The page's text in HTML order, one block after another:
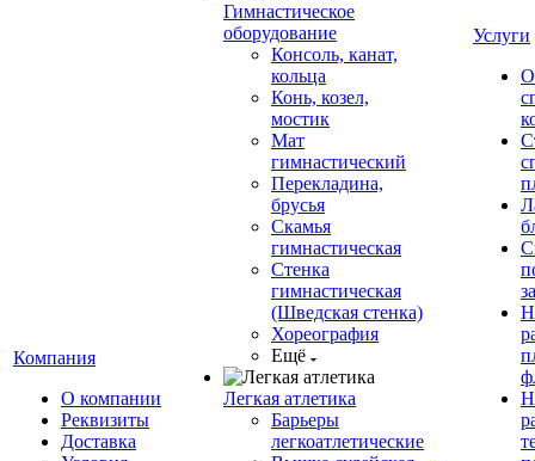
Компания
О компании
Реквизиты
Доставка
Гимнастическое
оборудование
Консоль, канат,
кольца
Конь, козел,
мостик
Мат
гимнастический
Перекладина,
брусья
Скамья
гимнастическая
Стенка
гимнастическая
(Шведская стенка)
Хореография
Ещё
Легкая атлетика
Барьеры
легкоатлетические
Услуги